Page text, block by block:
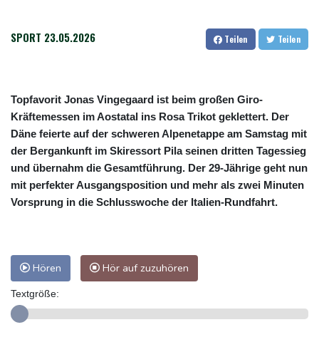
SPORT 23.05.2026 Teilen Teilen
Topfavorit Jonas Vingegaard ist beim großen Giro-
Kräftemessen im Aostatal ins Rosa Trikot geklettert. Der
Däne feierte auf der schweren Alpenetappe am Samstag mit
der Bergankunft im Skiressort Pila seinen dritten Tagessieg
und übernahm die Gesamtführung. Der 29-Jährige geht nun
mit perfekter Ausgangsposition und mehr als zwei Minuten
Vorsprung in die Schlusswoche der Italien-Rundfahrt.
Hören Hör auf zuzuhören
Textgröße: